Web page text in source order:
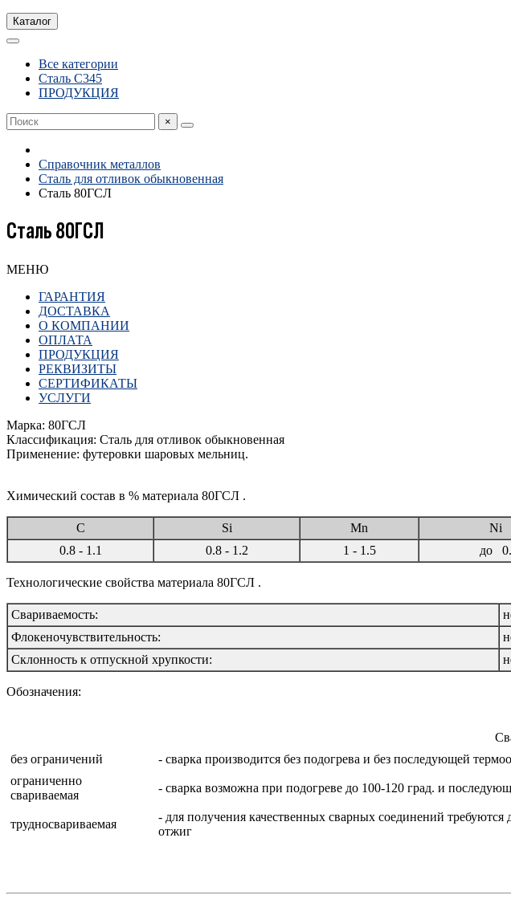
Каталог
Все категории
Сталь С345
ПРОДУКЦИЯ
×
Справочник металлов
Сталь для отливок обыкновенная
Сталь 80ГСЛ
Сталь 80ГСЛ
МЕНЮ
ГАРАНТИЯ
ДОСТАВКА
О КОМПАНИИ
ОПЛАТА
ПРОДУКЦИЯ
РЕКВИЗИТЫ
СЕРТИФИКАТЫ
УСЛУГИ
Марка: 80ГСЛ
Классификация: Сталь для отливок обыкновенная
Применение: футеровки шаровых мельниц.
Химический состав в % материала 80ГСЛ .
C Si Mn Ni
0.8 - 1.1
0.8 - 1.2 1 - 1.5 до
Технологические свойства материала 80ГСЛ .
Свариваемость:
Флокеночувствительность:
Склонность к отпускной хрупкости:
Обозначения:
без ограничений
- сварка производится без подогрева и без последующей
ограниченно
свариваемая
- сварка возможна при подогреве до 100-120 град. и
трудносвариваемая
- для получения качественных сварных соединений
отжиг